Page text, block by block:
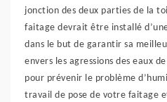
jonction des deux parties de la
faitage devrait être installé
dans le but de garantir sa
envers les agressions des eaux
pour prévenir le problème
travail de pose de votre faitage